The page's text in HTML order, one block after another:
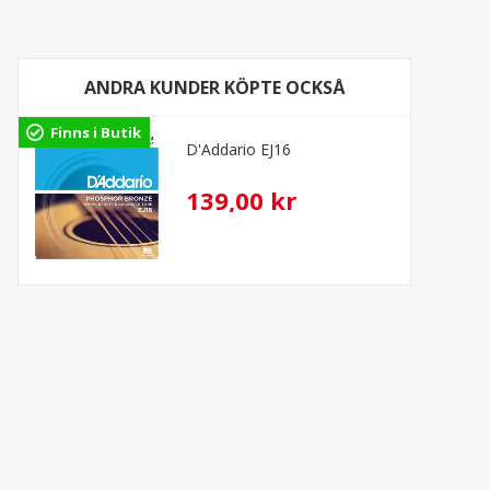
ANDRA KUNDER KÖPTE OCKSÅ
Finns i Butik
D'Addario EJ16
139,00 kr